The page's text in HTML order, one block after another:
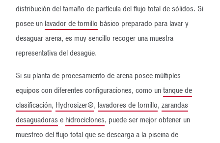
distribución del tamaño de partícula del flujo total de sólidos. Si
posee un lavador de tornillo básico preparado para lavar y
desaguar arena, es muy sencillo recoger una muestra
representativa del desagüe.
Si su planta de procesamiento de arena posee múltiples
equipos con diferentes configuraciones, como untanque de
clasificación, Hydrosizer®, lavadores de tornillo, zarandas
desaguadorase hidrociclones, puede ser mejor obtener un
muestreo del flujo total que se descarga a la piscina de